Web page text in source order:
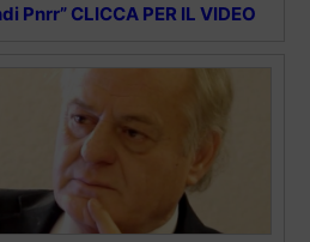
Pnrr” CLICCA PER IL VIDEO